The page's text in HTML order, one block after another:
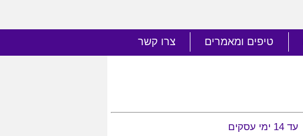
טיפים ומאמרים צרו קשר
עד 14 ימי עסקים